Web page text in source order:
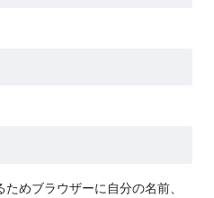
めブラウザーに自分の名前、